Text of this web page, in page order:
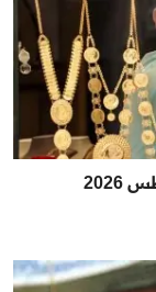
تعرف على أسعار الذهب ليوم الأحد 9 أغسطس 2026